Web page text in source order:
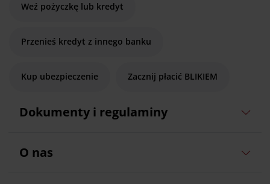
Weź pożyczkę lub kredyt
Przenieś kredyt z innego banku
Kup ubezpieczenie Zacznij płacić BLIKIEM
Dokumenty i regulaminy
O nas